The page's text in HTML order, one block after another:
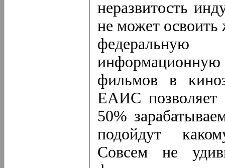
неразвитость
не может
фильмов в
ЕАИС позволяет
50%
подойдут
Совсем не